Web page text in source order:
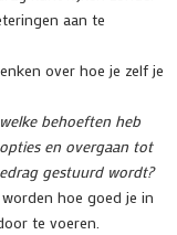
aan te
over hoe je zelf je
behoeften heb
en overgaan tot
gestuurd wordt?
hoe goed je in
te voeren.